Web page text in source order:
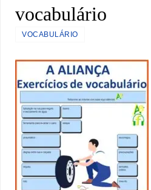
vocabulário
VOCABULÁRIO